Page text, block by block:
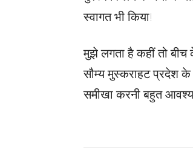
स्वागत भी किया!
मुझे लगता है कहीं तो बीच
सौम्य मुस्कराहट प्रदेश
समीखा करनी बहुत